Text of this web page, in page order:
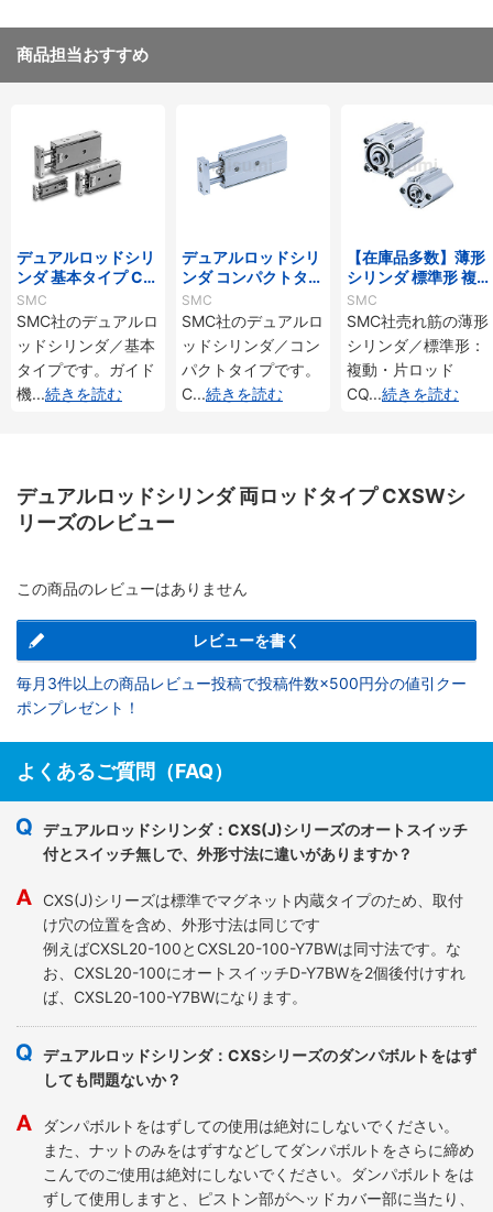
商品担当おすすめ
デュアルロッドシリ
ンダ 基本タイプ CX
Sシリーズ
SMC
SMC社のデュアルロ
ッドシリンダ／基本
タイプです。ガイド
機...続きを読む
デュアルロッドシリ
ンダ コンパクトタイ
プ CXSJシリーズ
SMC
SMC社のデュアルロ
ッドシリンダ／コン
パクトタイプです。
C...続きを読む
【在庫品多数】薄形
シリンダ 標準形 複
動・片ロッド CQ2
シリーズ
SMC
SMC社売れ筋の薄形
シリンダ／標準形：
複動・片ロッド
CQ...続きを読む
デュアルロッドシリンダ 両ロッドタイプ CXSWシ
リーズのレビュー
この商品のレビューはありません
レビューを書く
毎月3件以上の商品レビュー投稿で投稿件数×500円分の値引クー
ポンプレゼント！
よくあるご質問（FAQ）
デュアルロッドシリンダ：CXS(J)シリーズのオートスイッチ
付とスイッチ無しで、外形寸法に違いがありますか？
CXS(J)シリーズは標準でマグネット内蔵タイプのため、取付
け穴の位置を含め、外形寸法は同じです
例えばCXSL20-100とCXSL20-100-Y7BWは同寸法です。な
お、CXSL20-100にオートスイッチD-Y7BWを2個後付けすれ
ば、CXSL20-100-Y7BWになります。
デュアルロッドシリンダ：CXSシリーズのダンパボルトをはず
しても問題ないか？
ダンパボルトをはずしての使用は絶対にしないでください。
また、ナットのみをはずすなどしてダンパボルトをさらに締め
こんでのご使用は絶対にしないでください。ダンパボルトをは
ずして使用しますと、ピストン部がヘッドカバー部に当たり、